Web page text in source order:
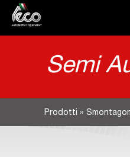
Semi
Prodotti »